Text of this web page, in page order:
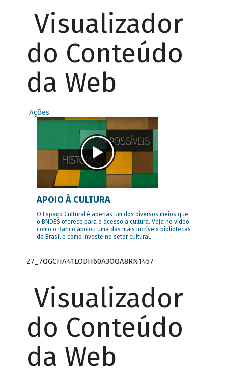
Visualizador
do Conteúdo
da Web
Ações
APOIO À CULTURA
O Espaço Cultural é apenas um dos diversos meios que
o BNDES oferece para o acesso à cultura. Veja no vídeo
como o Banco apoiou uma das mais incríveis bibliotecas
do Brasil e como investe no setor cultural.
Z7_7QGCHA41LODH60A3OQA8RN1457
Visualizador
do Conteúdo
da Web